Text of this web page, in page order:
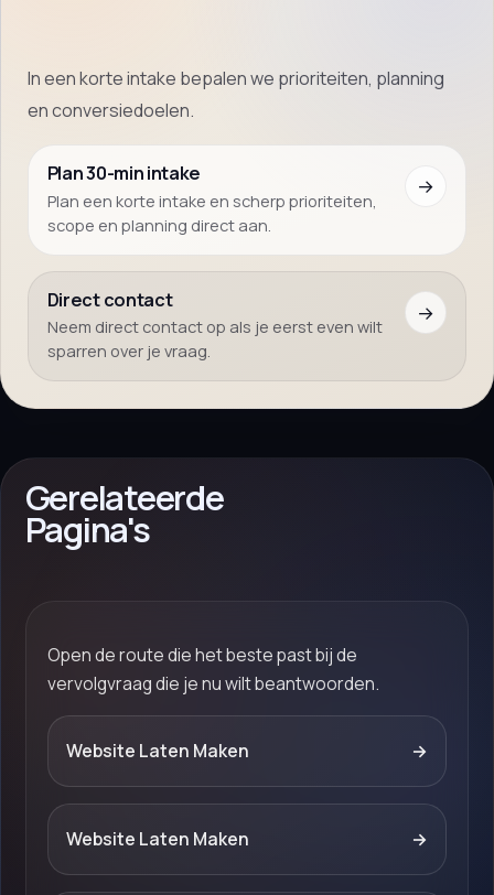
In een korte intake bepalen we prioriteiten, planning
en conversiedoelen.
Plan 30-min intake
Plan een korte intake en scherp prioriteiten,
scope en planning direct aan.
→
Direct contact
Neem direct contact op als je eerst even wilt
sparren over je vraag.
→
Gerelateerde
Pagina's
Open de route die het beste past bij de
vervolgvraag die je nu wilt beantwoorden.
Website Laten Maken →
Website Laten Maken →